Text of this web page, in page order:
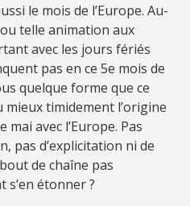
le mois de l’Europe. Au-
telle animation aux
avec les jours fériés
pas en ce 5e mois de
quelque forme que ce
mieux timidement l’origine
mai avec l’Europe. Pas
pas d’explicitation ni de
de chaîne pas
s’en étonner ?